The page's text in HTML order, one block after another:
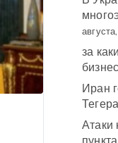
за
бизнес
Иран
Атаки